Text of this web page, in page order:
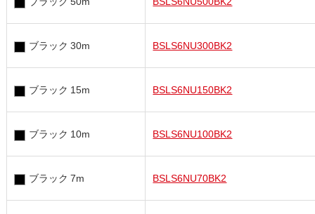
ブラック 30m BSLS6NU300BK2
ブラック 15m BSLS6NU150BK2
ブラック 10m BSLS6NU100BK2
ブラック 7m BSLS6NU70BK2